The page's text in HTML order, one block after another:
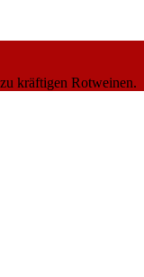
kräftigen Rotweinen.